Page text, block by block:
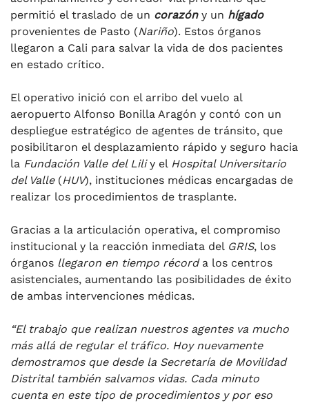
permitió el traslado de un corazóny un hígado
provenientes de Pasto (Nariño). Estos órganos
llegaron a Cali para salvar la vida de dos pacientes
en estado crítico.
El operativo inició con el arribo del vuelo al
aeropuerto Alfonso Bonilla Aragón y contó con un
despliegue estratégico de agentes de tránsito, que
posibilitaron el desplazamiento rápido y seguro hacia
la Fundación Valle del Liliy el Hospital Universitario
del Valle(HUV), instituciones médicas encargadas de
realizar los procedimientos de trasplante.
Gracias a la articulación operativa, el compromiso
institucional y la reacción inmediata del GRIS, los
órganos llegaron en tiempo récord a los centros
asistenciales, aumentando las posibilidades de éxito
de ambas intervenciones médicas.
“El trabajo que realizan nuestros agentes va mucho
más allá de regular el tráfico. Hoy nuevamente
demostramos que desde la Secretaría de Movilidad
Distrital también salvamos vidas. Cada minuto
cuenta en este tipo de procedimientos y por eso